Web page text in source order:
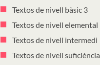
Textos de nivell bàsic 3
Textos de nivell elemental
Textos de nivell intermedi
Textos de nivell suficiència